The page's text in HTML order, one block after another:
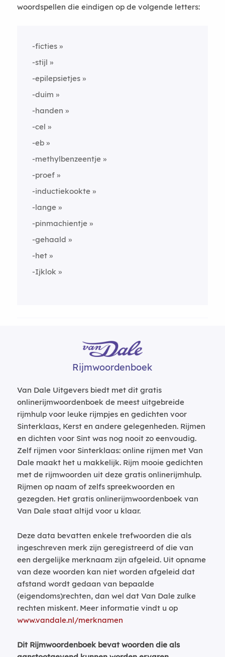
woordspellen die eindigen op de volgende letters:
-ficties
-stijl
-epilepsietjes
-duim
-handen
-cel
-eb
-methylbenzeentje
-proef
-inductiekookte
-lange
-pinmachientje
-gehaald
-het
-Ijklok
Rijmwoordenboek
Van Dale Uitgevers biedt met dit gratis
onlinerijmwoordenboek de meest uitgebreide
rijmhulp voor leuke rijmpjes en gedichten voor
Sinterklaas, Kerst en andere gelegenheden. Rijmen
en dichten voor Sint was nog nooit zo eenvoudig.
Zelf rijmen voor Sinterklaas: online rijmen met Van
Dale maakt het u makkelijk. Rijm mooie gedichten
met de rijmwoorden uit deze gratis onlinerijmhulp.
Rijmen op naam of zelfs spreekwoorden en
gezegden. Het gratis onlinerijmwoordenboek van
Van Dale staat altijd voor u klaar.
Deze data bevatten enkele trefwoorden die als
ingeschreven merk zijn geregistreerd of die van
een dergelijke merknaam zijn afgeleid. Uit opname
van deze woorden kan niet worden afgeleid dat
afstand wordt gedaan van bepaalde
(eigendoms)rechten, dan wel dat Van Dale zulke
rechten miskent. Meer informatie vindt u op
www.vandale.nl/merknamen
Dit Rijmwoordenboek bevat woorden die als